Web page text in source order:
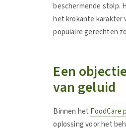
beschermende stolp.
het krokante karakter
populaire gerechten
Een
van geluid
Binnen het FoodCare
oplossing voor het